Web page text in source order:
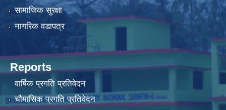
सामाजिक सुरक्षा
नागरिक वडापत्र
Reports
वार्षिक प्रगति प्रतिवेदन
चौमासिक प्रगति प्रतिवेदन